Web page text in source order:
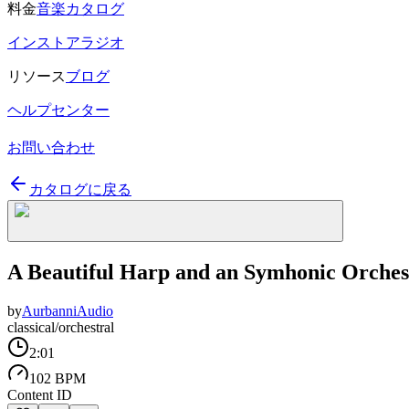
料金音楽カタログ
インストアラジオ
リソースブログ
ヘルプセンター
お問い合わせ
カタログに戻る
A Beautiful Harp and an Symhonic
byAurbanniAudio
classical/orchestral
2:01
102 BPM
Content ID